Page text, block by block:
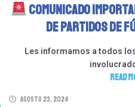
Comunicado
de Partidos de
Les informamos a todos
Read
agosto 23, 2024